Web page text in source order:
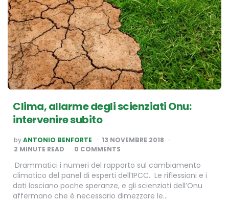
Clima, allarme degli scienziati Onu:
intervenire subito
POSTED
BY
byANTONIO BENFORTE
13 NOVEMBRE 2018
2 MINUTE READ 0 COMMENTS
Drammatici i numeri del rapporto sul cambiamento
climatico del panel di esperti dell’IPCC. Le riflessioni e i
dati lasciano poche speranze, e gli scienziati dell’Onu
affermano che è necessario dimezzare le…